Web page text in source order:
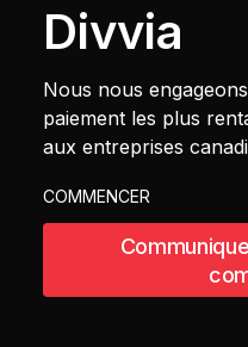
Divvia
Nous nous
paiement les plus
aux entreprises
COMMENCER